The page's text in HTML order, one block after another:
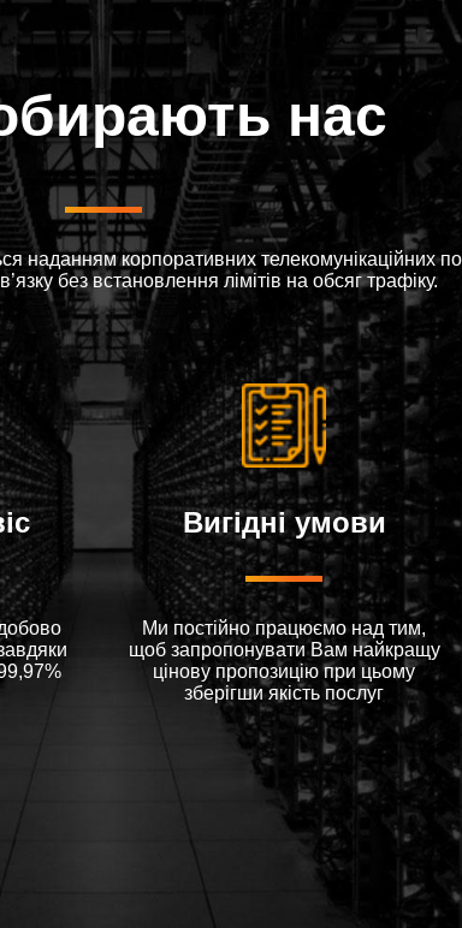
нас
наданням корпоративних телекомунікаційних
без встановлення лімітів на обсяг трафіку.
Вигідні умови
Ми постійно працюємо над тим,
щоб запропонувати Вам найкращу
цінову пропозицію при цьому
зберігши якість послуг